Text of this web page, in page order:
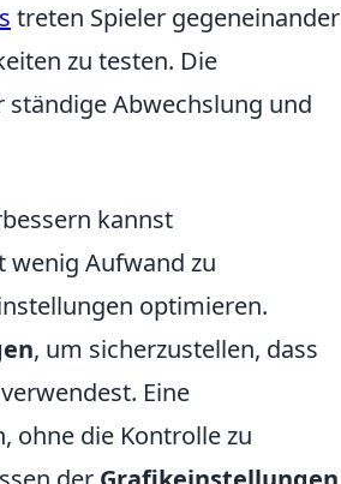
treten Spieler gegeneinander
zu testen. Die
Abwechslung und
kannst
wenig Aufwand zu
optimieren.
, um sicherzustellen, dass
Eine
ohne die Kontrolle zu